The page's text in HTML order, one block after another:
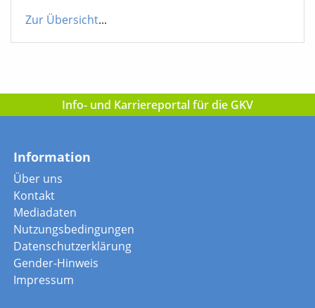
Zur Übersicht...
Info- und Karriereportal für die GKV
Information
Über uns
Kontakt
Mediadaten
Nutzungsbedingungen
Datenschutzerklärung
Gender-Hinweis
Impressum